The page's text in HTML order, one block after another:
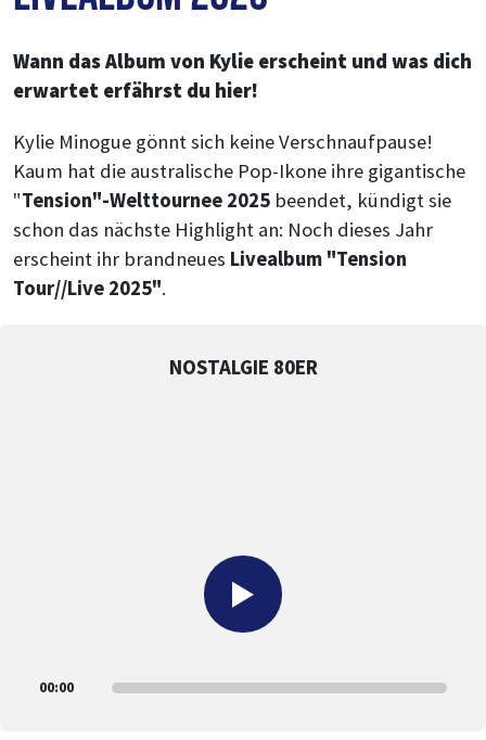
Wann das Album von Kylie erscheint und was dich
erwartet erfährst du hier!
Kylie Minogue gönnt sich keine Verschnaufpause!
Kaum hat die australische Pop-Ikone ihre gigantische
"Tension"-Welttournee 2025 beendet, kündigt sie
schon das nächste Highlight an: Noch dieses Jahr
erscheint ihr brandneues Livealbum "Tension
Tour//Live 2025".
NOSTALGIE 80ER
00:00